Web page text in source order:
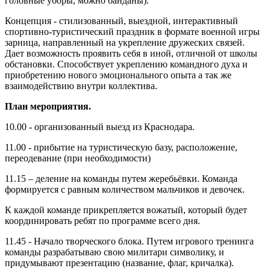
Концепция - стилизованный, выездной, интерактивный
спортивно-туристический праздник в формате военной игры
зарница, направленный на укрепление дружеских связей.
Дает возможность проявить себя в иной, отличной от школы
обстановки. Способствует укреплению командного духа и
приобретению нового эмоционального опыта а так же
взаимодействию внутри коллектива.
План мероприятия.
10.00 - организованный выезд из Краснодара.
11.00 - прибытие на туристическую базу, расположение,
переодевание (при необходимости)
11.15 – деление на команды путем жеребьёвки. Команда
формируется с равным количеством мальчиков и девочек.
К каждой команде прикрепляется вожатый, который будет
координировать ребят по программе всего дня.
11.45 - Начало творческого блока. Путем игрового тренинга
команды разрабатываю свою милитари символику, и
придумывают презентацию (название, флаг, кричалка).